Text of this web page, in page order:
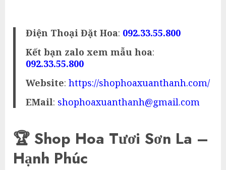
Điện Thoại Đặt Hoa: 092.33.55.800
Kết bạn zalo xem mẫu hoa:
092.33.55.800
Website:https://shophoaxuanthanh.com/
EMail: shophoaxuanthanh@gmail.com
🏆 Shop Hoa Tươi Sơn La –
Hạnh Phúc